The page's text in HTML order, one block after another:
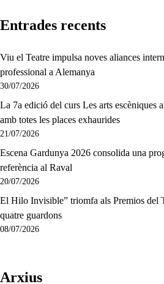
Entrades recents
Viu el Teatre impulsa noves aliances
professional a Alemanya
30/07/2026
La 7a edició del curs Les arts escèniques
amb totes les places exhaurides
21/07/2026
Escena Gardunya 2026 consolida una
referència al Raval
20/07/2026
El Hilo Invisible” triomfa als Premios del
quatre guardons
08/07/2026
Arxius